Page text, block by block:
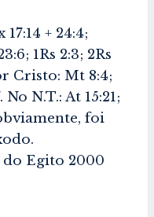
+ 24:4;
1Rs 2:3; 2Rs
Cristo: Mt 8:4;
No N.T.: At 15:21;
foi
do Egito 2000